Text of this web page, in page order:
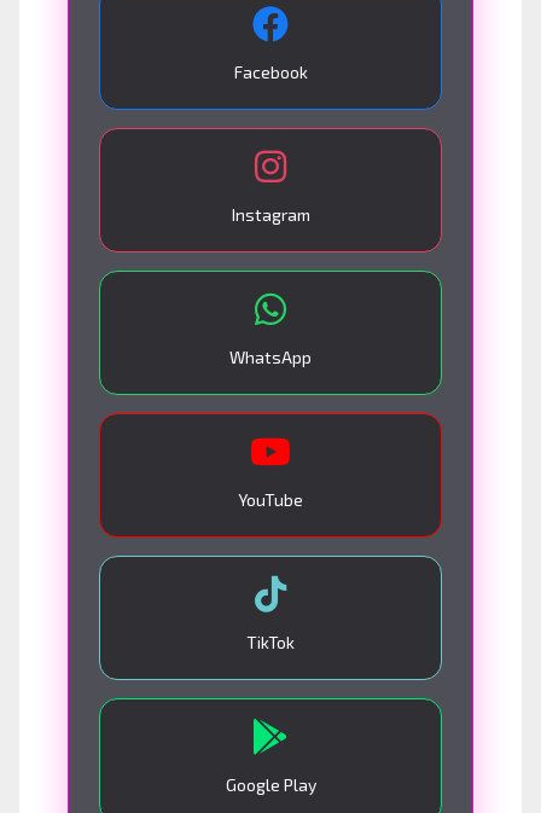
Facebook
Instagram
WhatsApp
YouTube
TikTok
Google Play